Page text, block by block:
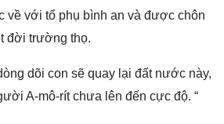
về với tổ phụ bình an và được chôn
đời trường thọ.
dõi con sẽ quay lại đất nước này,
A-mô-rít chưa lên đến cực độ. “